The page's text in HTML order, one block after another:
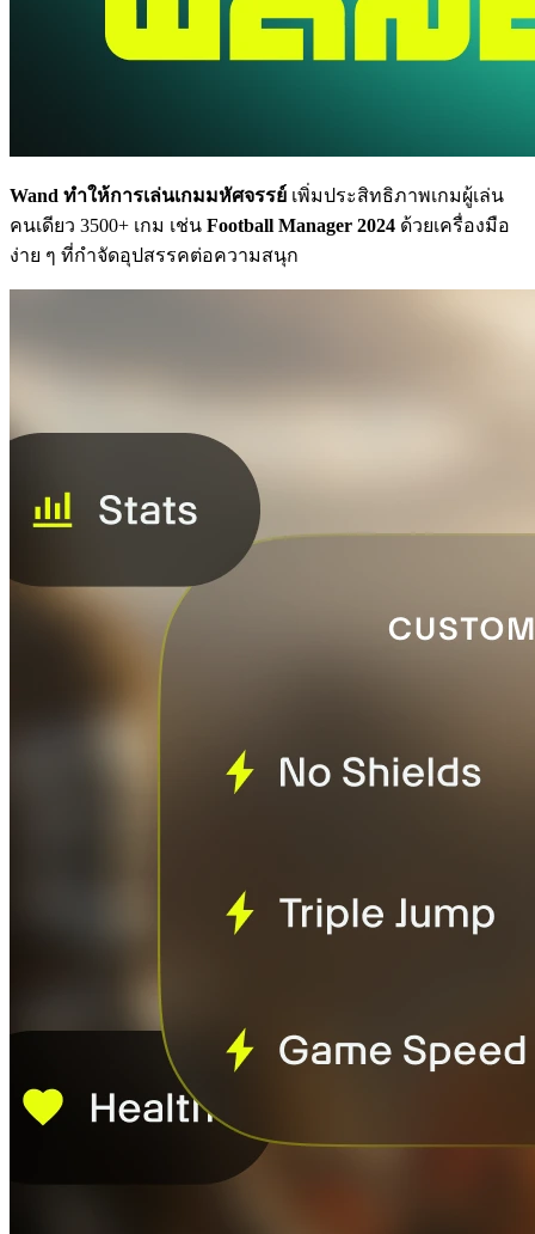
Wand ทำให้การเล่นเกมมหัศจรรย์ เพิ่มประสิทธิภาพเกมผู้เล่น
คนเดียว 3500+ เกม เช่น Football Manager 2024 ด้วยเครื่องมือ
ง่าย ๆ ที่กำจัดอุปสรรคต่อความสนุก